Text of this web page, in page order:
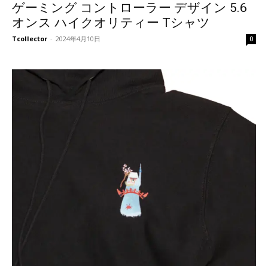
ゲーミング コントローラー デザイン 5.6
オンス ハイクオリティー Tシャツ
Tcollector - 2024年4月10日 0